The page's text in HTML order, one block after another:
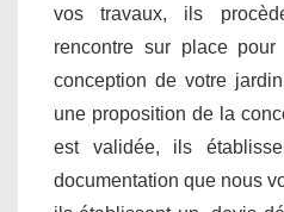
vos travaux, ils
rencontre sur place
conception de votre
une proposition de la
est validée, ils
documentation que nous